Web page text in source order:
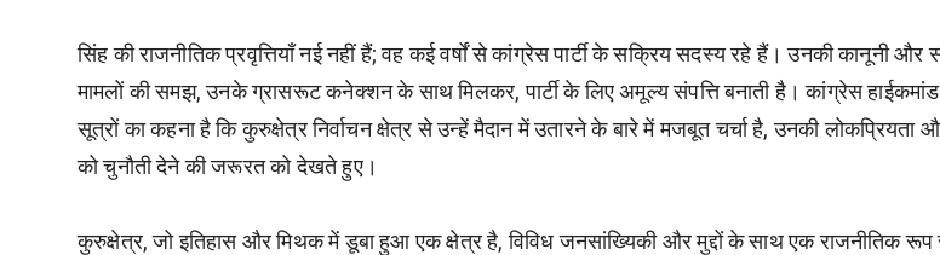
सिंह की राजनीतिक प्रवृत्तियाँ नई नहीं हैं; वह कई वर्षों से कांग्रेस पार्टी के सक्रिय सदस्य रहे हैं। उनकी कानूनी और
मामलों की समझ, उनके ग्रासरूट कनेक्शन के साथ मिलकर, पार्टी के लिए अमूल्य संपत्ति बनाती है। कांग्रेस
सूत्रों का कहना है कि कुरुक्षेत्र निर्वाचन क्षेत्र से उन्हें मैदान में उतारने के बारे में मजबूत चर्चा है, उनकी लोकप्रियता
को चुनौती देने की जरूरत को देखते हुए।
कुरुक्षेत्र, जो इतिहास और मिथक में डूबा हुआ एक क्षेत्र है, विविध जनसांख्यिकी और मुद्दों के साथ एक राजनीतिक